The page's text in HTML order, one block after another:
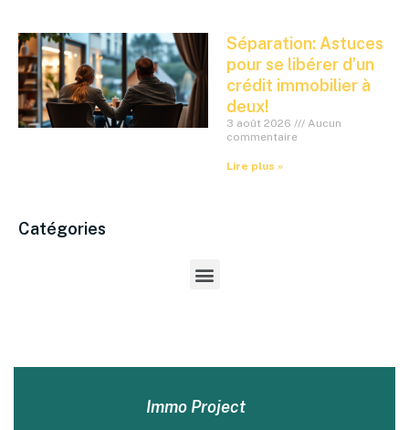
Séparation: Astuces
pour se libérer d’un
crédit immobilier à
deux!
3 août 2026
Aucun
commentaire
Lire plus »
Catégories
Immo Project